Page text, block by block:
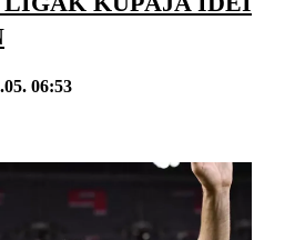
06:53